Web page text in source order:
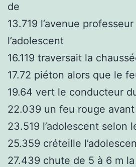
de
13.719 l’avenue
l’adolescent
16.119 traversait la
17.72 piéton alors que le
19.64 vert le conducteur
22.039 un feu rouge
23.519 l’adolescent selon
25.359 créteille
27.439 chute de 5 à 6 m